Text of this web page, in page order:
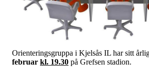
Orienteringsgruppa i Kjelsås IL har sitt
februar kl. 19.30 på Grefsen stadion.